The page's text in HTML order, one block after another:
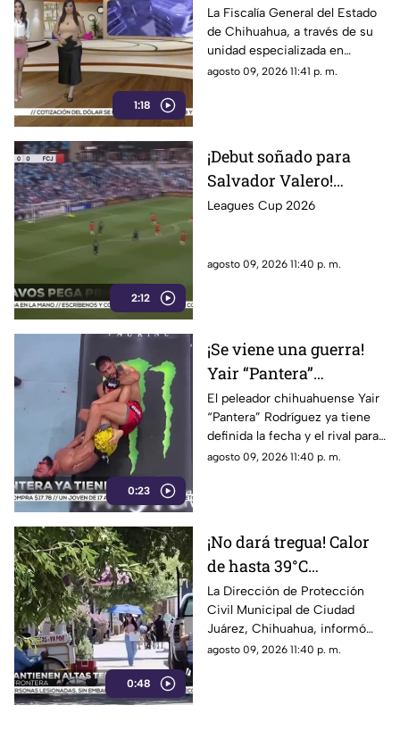
1:18
vehículos en
Chihuahua, pero no
para quedárselos: este
es su verdadero
La Fiscalía General del Estado
de Chihuahua, a través de su
unidad especializada en
investigación de robo de
agosto 09, 2026 11:41 p. m.
2:12
¡Debut soñado para
Salvador Valero!
Bravos de Juárez
Leagues Cup
Leagues Cup 2026
agosto 09, 2026 11:40 p. m.
0:23
¡Se viene una guerra!
Yair “Pantera”
Rodríguez enfrentará a
Jens Silva y buscará
volver por el título de
UFC
El peleador chihuahuense Yair
“Pantera” Rodríguez ya tiene
definida la fecha y el rival para
su esperado regreso al
agosto 09, 2026 11:40 p. m.
0:48
¡No dará tregua! Calor
de hasta 39°C
continuará en Ciudad
Juárez y autoridades
piden extremar
precauciones
La Dirección de Protección
Civil Municipal de Ciudad
Juárez, Chihuahua, informó
que continuarán registrándose
agosto 09, 2026 11:40 p. m.